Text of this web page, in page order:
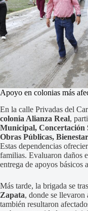
Apoyo en colonias más
En la calle Privadas del
colonia Alianza Real,
Municipal, Concertación
Obras Públicas,
Estas dependencias
familias. Evaluaron daños
entrega de apoyos básicos
Más tarde, la brigada se
Zapata, donde se llevaron
también resultaron